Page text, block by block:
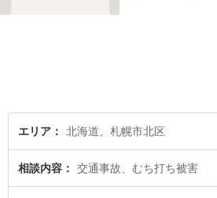
エリア 北海道、札幌市北区
相談内容 交通事故、むち打ち被害